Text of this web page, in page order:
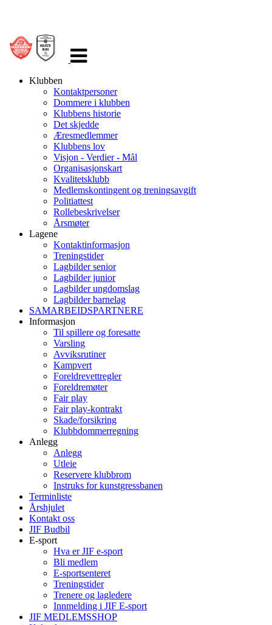
navigasjon
Klubben
Kontaktpersoner
Dommere i klubben
Klubbens historie
Det skjedde
Æresmedlemmer
Klubbens lov
Visjon - Verdier - Mål
Organisasjonskart
Kvalitetsklubb
Medlemskontingent og treningsavgift
Politiattest
Rollebeskrivelser
Årsmøter
Lagene
Kontaktinformasjon
Treningstider
Lagbilder senior
Lagbilder junior
Lagbilder ungdomslag
Lagbilder barnelag
SAMARBEIDSPARTNERE
Informasjon
Til spillere og foresatte
Varsling
Avviksrutiner
Kampvert
Foreldrevettregler
Foreldremøter
Fair play
Fair play-kontrakt
Skade/forsikring
Klubbdommerregning
Anlegg
Anlegg
Utleie
Reservere klubbrom
Instruks for kunstgressbanen
Terminliste
Årshjulet
Kontakt oss
JIF Budbil
E-sport
Hva er JIF e-sport
Bli medlem
E-sportsenteret
Treningstider
Trenere og lagledere
Innmelding i JIF E-sport
JIF MEDLEMSSHOP